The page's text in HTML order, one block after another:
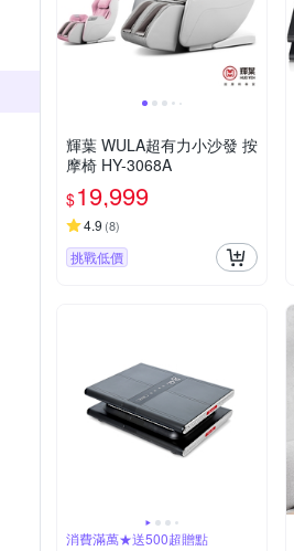
輝葉 WULA超有力小沙發 按
摩椅 HY-3068A
$19,999
4.9 (8)
挑戰低價
消費滿萬★送500超贈點